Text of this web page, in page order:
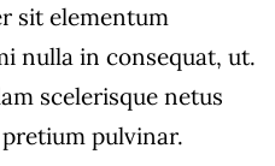
sit elementum
nulla in consequat, ut.
scelerisque netus
pulvinar.